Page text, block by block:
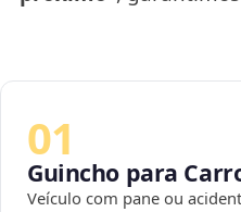
01
Guincho para
Veículo com pane ou